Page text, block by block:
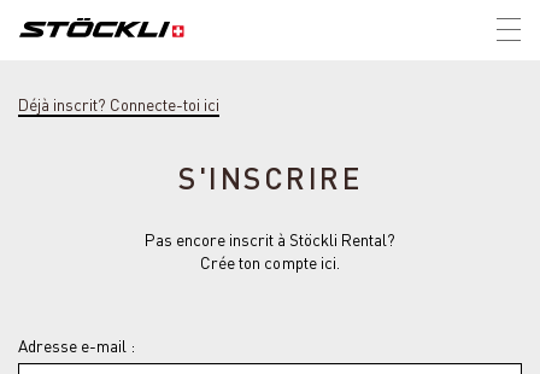
Déjà inscrit? Connecte-toi ici
S'INSCRIRE
Pas encore inscrit à Stöckli Rental?
Crée ton compte ici.
Adresse e-mail :